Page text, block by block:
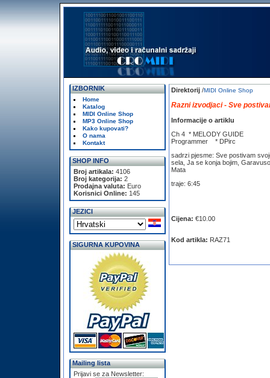
IZBORNIK
Home
Katalog
MIDI Online Shop
MP3 Online Shop
Kako kupovati?
O nama
Kontakt
SHOP INFO
Broj artikala: 4106
Broj kategorija: 2
Prodajna valuta: Euro
Korisnici Online: 145
JEZICI
SIGURNA KUPOVINA
Mailing lista
Prijavi se za Newsletter:
Direktorij /MIDI Online Shop
Razni izvodjaci - Sve
Informacije o artiklu
Ch 4 * MELODY GUIDE
Programmer * DPirc
sadrzi pjesme: Sve postivam
sela, Ja se konja bojim,
Mata
traje: 6:45
Cijena: €10.00
Kod artikla: RAZ71